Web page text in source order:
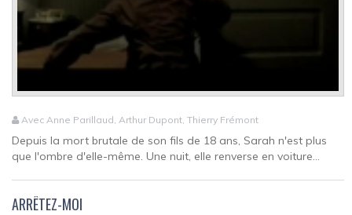
Avec Anne Parillaud, Arthur Dupont, Thierry Frémont
Depuis la mort brutale de son fils de 18 ans, Sarah n'est plus
que l'ombre d'elle-même. Une nuit, elle renverse en voiture...
ARRÊTEZ-MOI